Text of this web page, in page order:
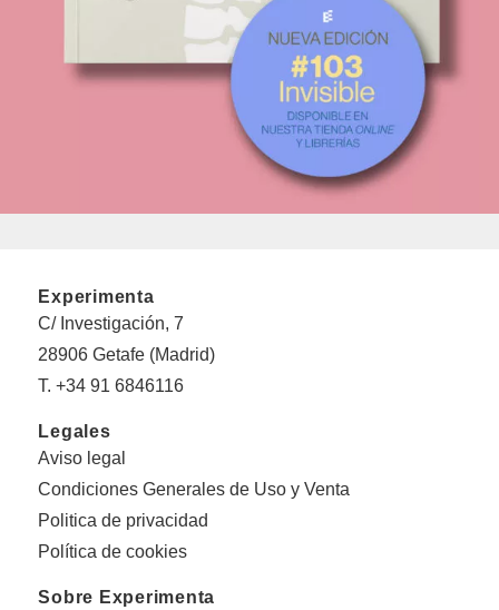
Experimenta
C/ Investigación, 7
28906 Getafe (Madrid)
T. +34 91 6846116
Legales
Aviso legal
Condiciones Generales de Uso y Venta
Politica de privacidad
Política de cookies
Sobre Experimenta